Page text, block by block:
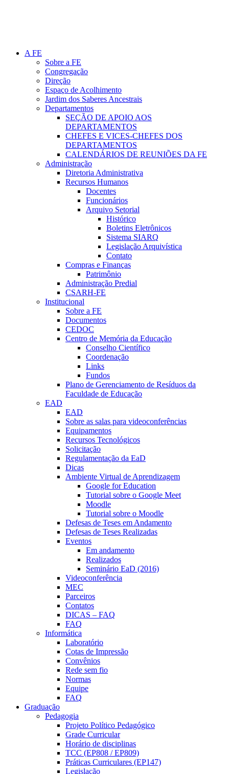
A FE
Sobre a FE
Congregação
Direção
Espaço de Acolhimento
Jardim dos Saberes Ancestrais
Departamentos
SEÇÃO DE APOIO AOS
DEPARTAMENTOS
CHEFES E VICES-CHEFES DOS
DEPARTAMENTOS
CALENDÁRIOS DE REUNIÕES DA FE
Administração
Diretoria Administrativa
Recursos Humanos
Docentes
Funcionários
Arquivo Setorial
Histórico
Boletins Eletrônicos
Sistema SIARQ
Legislação Arquivística
Contato
Compras e Finanças
Patrimônio
Administração Predial
CSARH-FE
Institucional
Sobre a FE
Documentos
CEDOC
Centro de Memória da Educação
Conselho Científico
Coordenação
Links
Fundos
Plano de Gerenciamento de Resíduos da
Faculdade de Educação
EAD
EAD
Sobre as salas para videoconferências
Equipamentos
Recursos Tecnológicos
Solicitação
Regulamentação da EaD
Dicas
Ambiente Virtual de Aprendizagem
Google for Education
Tutorial sobre o Google Meet
Moodle
Tutorial sobre o Moodle
Defesas de Teses em Andamento
Defesas de Teses Realizadas
Eventos
Em andamento
Realizados
Seminário EaD (2016)
Videoconferência
MEC
Parceiros
Contatos
DICAS – FAQ
FAQ
Informática
Laboratório
Cotas de Impressão
Convênios
Rede sem fio
Normas
Equipe
FAQ
Graduação
Pedagogia
Projeto Político Pedagógico
Grade Curricular
Horário de disciplinas
TCC (EP808 / EP809)
Práticas Curriculares (EP147)
Legislação